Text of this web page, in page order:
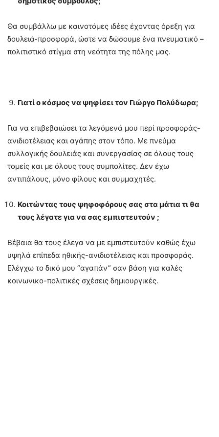
Θα συμβάλλω με καινοτόμες ιδέες έχοντας όρεξη για
δουλειά-προσφορά, ώστε να δώσουμε ένα πνευματικό –
πολιτιστικό στίγμα στη νεότητα της πόλης μας.
Γιατί ο κόσμος να ψηφίσει τον Γιώργο Πολύδωρα;
Για να επιβεβαιώσει τα λεγόμενά μου περί προσφοράς-
ανιδιοτέλειας και αγάπης στον τόπο. Με πνεύμα
συλλογικής δουλειάς και συνεργασίας σε όλους τους
τομείς και με όλους τους συμπολίτες. Δεν έχω
αντιπάλους, μόνο φίλους και συμμαχητές.
Κοιτώντας τους ψηφοφόρους σας στα μάτια τι θα
τους λέγατε για να σας εμπιστευτούν ;
Βέβαια θα τους έλεγα να με εμπιστευτούν καθώς έχω
υψηλά επίπεδα ηθικής-ανιδιοτέλειας και προσφοράς.
Ελέγχω το δικό μου “αγαπάν” σαν βάση για καλές
κοινωνικο-πολιτικές σχέσεις δημιουργικές.